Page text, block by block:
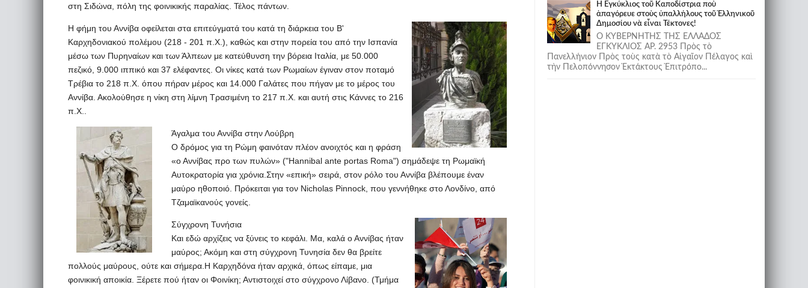
στη Σιδώνα, πόλη της φοινικικής παραλίας. Τέλος πάντων.
Η φήμη του Αννίβα οφείλεται στα επιτεύγματά του κατά τη διάρκεια του Β'
Καρχηδονιακού πολέμου (218 - 201 π.Χ.), καθώς και στην πορεία του από την Ισπανία
μέσω των Πυρηναίων και των Άλπεων με κατεύθυνση την βόρεια Ιταλία, με 50.000
πεζικό, 9.000 ιππικό και 37 ελέφαντες. Οι νίκες κατά των Ρωμαίων έγιναν στον ποταμό
Τρέβια το 218 π.Χ. όπου πήραν μέρος και 14.000 Γαλάτες που πήγαν με το μέρος του
Αννίβα. Ακολούθησε η νίκη στη λίμνη Τρασιμένη το 217 π.Χ. και αυτή στις Κάννες το 216
π.Χ..
Άγαλμα του Αννίβα στην Λούβρη
Ο δρόμος για τη Ρώμη φαινόταν πλέον ανοιχτός και η φράση
«ο Αννίβας προ των πυλών» ("Hannibal ante portas Roma") σημάδεψε τη Ρωμαϊκή
Αυτοκρατορία για χρόνια.Στην «επική» σειρά, στον ρόλο του Αννίβα βλέπουμε έναν
μαύρο ηθοποιό. Πρόκειται για τον Nicholas Pinnock, που γεννήθηκε στο Λονδίνο, από
Τζαμαϊκανούς γονείς.
Σύγχρονη Τυνήσια
Και εδώ αρχίζεις να ξύνεις το κεφάλι. Μα, καλά ο Αννίβας ήταν
μαύρος; Ακόμη και στη σύγχρονη Τυνησία δεν θα βρείτε
πολλούς μαύρους, ούτε και σήμερα.Η Καρχηδόνα ήταν αρχικά, όπως είπαμε, μια
φοινικική αποικία. Ξέρετε πού ήταν οι Φοινίκη; Αντιστοιχεί στο σύγχρονο Λίβανο. (Τμήμα
Ἡ Ἐγκύκλιος τοῦ Καποδίστρια ποὺ
ἀπαγόρευε στοὺς ὑπαλλήλους τοῦ Ἑλληνικοῦ
Δημοσίου νὰ εἶναι Τέκτονες!
Ο ΚΥΒΕΡΝΗΤΗΣ ΤΗΣ ΕΛΛΑΔΟΣ
ΕΓΚΥΚΛΙΟΣ ΑΡ. 2953 Πρὸς τὸ
Πανελλήνιον Πρὸς τοὺς κατὰ τὸ Αἰγαῖον Πέλαγος καὶ
τὴν Πελοπόννησον Ἐκτάκτους Ἐπιτρόπο...